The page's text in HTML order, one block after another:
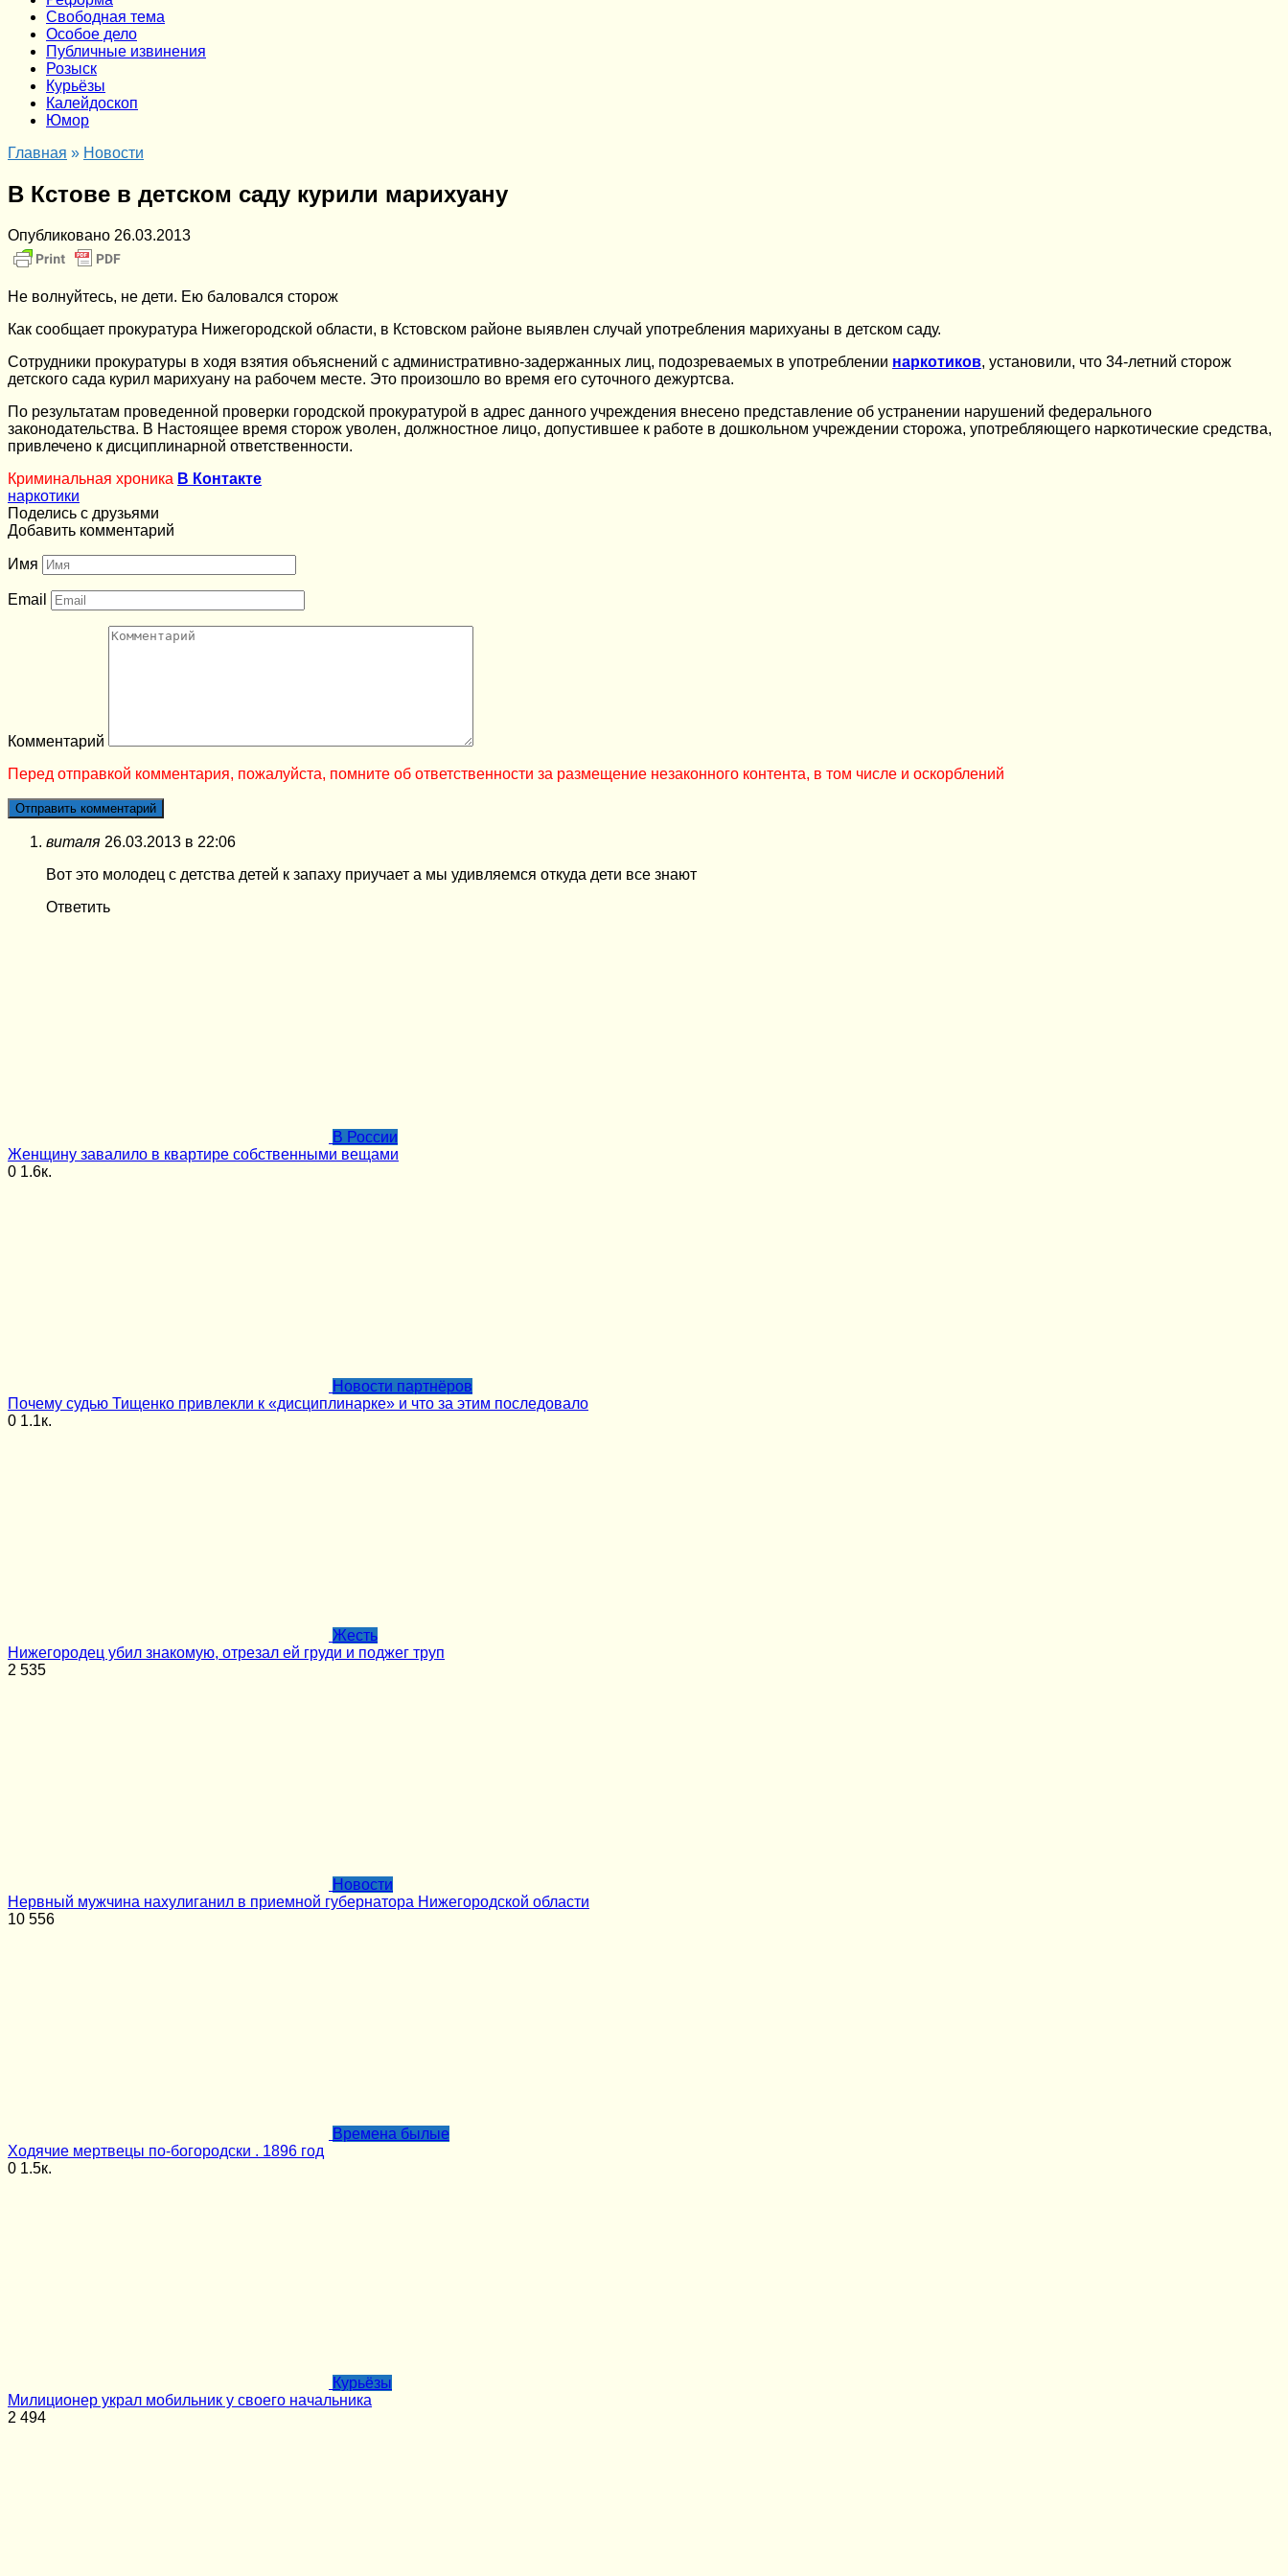
Cвободная тема
Особое дело
Публичные извинения
Розыск
Курьёзы
Калейдоскоп
Юмор
Главная » Новости
В Кстове в детском саду курили марихуану
Опубликовано 26.03.2013
Не волнуйтесь, не дети. Ею баловался сторож
Как сообщает прокуратура Нижегородской области, в Кстовском районе выявлен случай употребления марихуаны в детском саду.
Сотрудники прокуратуры в ходя взятия объяснений с административно-задержанных лиц, подозреваемых в употреблении наркотиков, установили, что 34-летний сторож
детского сада курил марихуану на рабочем месте. Это произошло во время его суточного дежуртсва.
По результатам проведенной проверки городской прокуратурой в адрес данного учреждения внесено представление об устранении нарушений федерального
законодательства. В Настоящее время сторож уволен, должностное лицо, допустившее к работе в дошкольном учреждении сторожа, употребляющего наркотические средства,
привлечено к дисциплинарной ответственности.
Криминальная хроника В Контакте
наркотики
Поделись с друзьями
Добавить комментарий
Имя
Email
Комментарий
Перед отправкой комментария, пожалуйста, помните об ответственности за размещение незаконного контента, в том числе и оскорблений
виталя 26.03.2013 в 22:06
Вот это молодец с детства детей к запаху приучает а мы удивляемся откуда дети все знают
Ответить
В России
Женщину завалило в квартире собственными вещами
0 1.6к.
Новости партнёров
Почему судью Тищенко привлекли к «дисциплинарке» и что за этим последовало
0 1.1к.
Жесть
Нижегородец убил знакомую, отрезал ей груди и поджег труп
2 535
Новости
Нервный мужчина нахулиганил в приемной губернатора Нижегородской области
10 556
Времена былые
Ходячие мертвецы по-богородски . 1896 год
0 1.5к.
Курьёзы
Милиционер украл мобильник у своего начальника
2 494